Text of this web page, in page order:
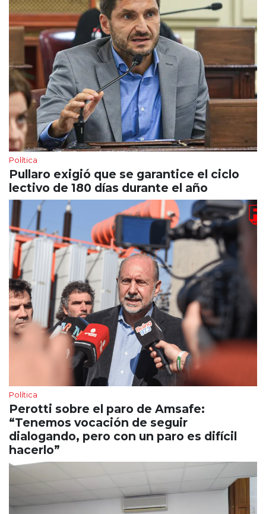
Política
Pullaro exigió que se garantice el ciclo
lectivo de 180 días durante el año
Política
Perotti sobre el paro de Amsafe:
“Tenemos vocación de seguir
dialogando, pero con un paro es difícil
hacerlo”